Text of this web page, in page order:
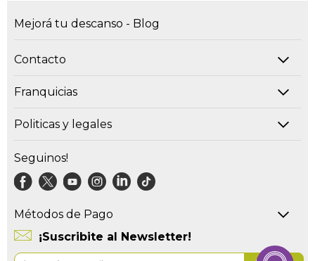
Mejorá tu descanso - Blog
Contacto
Franquicias
Politicas y legales
¡Suscribite al Newsletter!
Suscríbase
Seguinos!
Métodos de Pago